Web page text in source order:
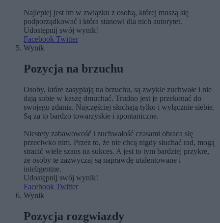
Najlepiej jest im w związku z osobą, której muszą się
podporządkować i która stanowi dla nich autorytet.
Udostępnij swój wynik!
Facebook Twitter
Wynik
Pozycja na brzuchu
Osoby, które zasypiają na brzuchu, są zwykle zuchwałe i nie
dają sobie w kaszę dmuchać. Trudno jest je przekonać do
swojego zdania. Najczęściej słuchają tylko i wyłącznie siebie.
Są za to bardzo towarzyskie i spontaniczne.
Niestety zabawowość i zuchwałość czasami obraca się
przeciwko nim. Przez to, że nie chcą nigdy słuchać rad, mogą
stracić wiele szans na sukces. A jest to tym bardziej przykre,
że osoby te zazwyczaj są naprawdę utalentowane i
inteligentne.
Udostępnij swój wynik!
Facebook Twitter
Wynik
Pozycja rozgwiazdy